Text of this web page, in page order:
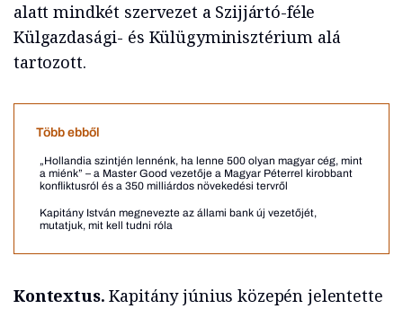
alatt mindkét szervezet a Szijjártó-féle
Külgazdasági- és Külügyminisztérium alá
tartozott.
Több ebből
„Hollandia szintjén lennénk, ha lenne 500 olyan magyar cég, mint
a miénk” – a Master Good vezetője a Magyar Péterrel kirobbant
konfliktusról és a 350 milliárdos növekedési tervről
Kapitány István megnevezte az állami bank új vezetőjét,
mutatjuk, mit kell tudni róla
Kontextus. Kapitány június közepén jelentette